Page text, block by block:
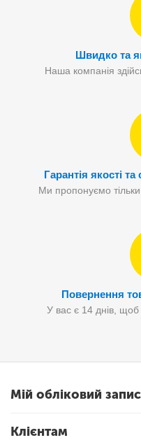
Швидко та
Наша компанія
Гарантія якості
Ми пропонуємо
Повернення
У вас є 14 днів, щоб
Мій обліковий запис
Клієнтам